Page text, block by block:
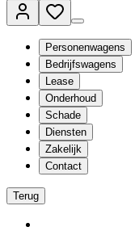
Personenwagens
Bedrijfswagens
Lease
Onderhoud
Schade
Diensten
Zakelijk
Contact
Terug